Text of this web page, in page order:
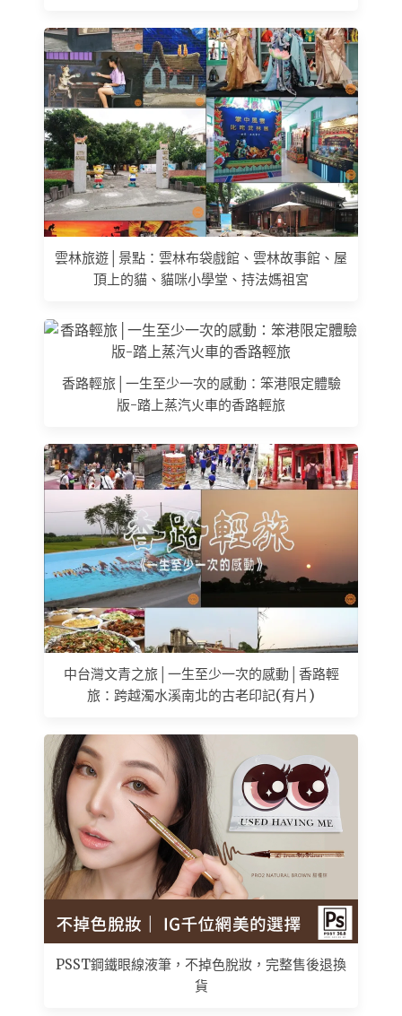
雲林旅遊│景點：雲林布袋戲館、雲林故事館、屋
頂上的貓、貓咪小學堂、持法媽祖宮
香路輕旅│一生至少一次的感動：笨港限定體驗
版-踏上蒸汽火車的香路輕旅
中台灣文青之旅│一生至少一次的感動│香路輕
旅：跨越濁水溪南北的古老印記(有片)
PSST鋼鐵眼線液筆，不掉色脫妝，完整售後退換
貨